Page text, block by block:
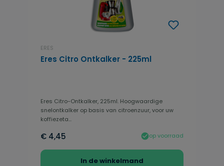
ERES
Eres Citro Ontkalker - 225ml
Eres Citro-Ontkalker, 225ml. Hoogwaardige
snelontkalker op basis van citroenzuur, voor uw
koffiezeta...
€ 4,45 op voorraad
In de winkelmand